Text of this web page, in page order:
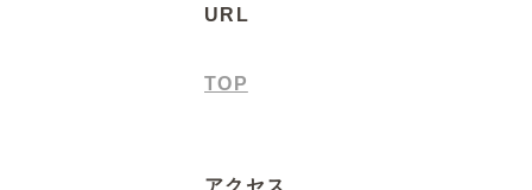
URL
TOP
アクセス